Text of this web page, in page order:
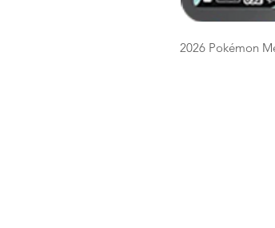
2026 Pokémon